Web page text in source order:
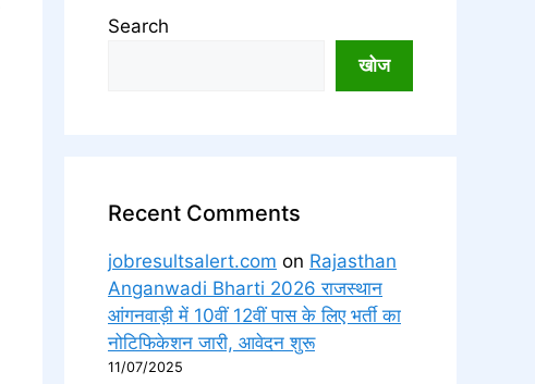
Search
खोज
Recent Comments
jobresultsalert.com on Rajasthan
Anganwadi Bharti 2026 राजस्थान
आंगनवाड़ी में 10वीं 12वीं पास के लिए भर्ती का
नोटिफिकेशन जारी, आवेदन शुरू
11/07/2025